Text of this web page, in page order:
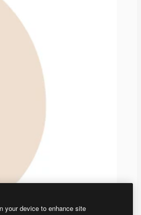
your device to enhance site